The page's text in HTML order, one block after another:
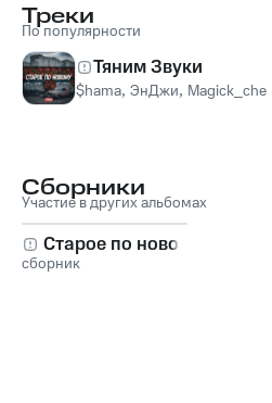
Треки
По популярности
Тяним Звуки
$hama, ЭнДжи, Magick_che
Сборники
Участие в других альбомах
Старое по новому
сборник